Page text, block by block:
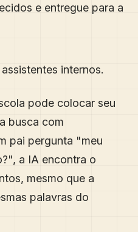
e entregue para a
internos.
pode colocar seu
busca com
pai pergunta "meu
a IA encontra o
mesmo que a
palavras do